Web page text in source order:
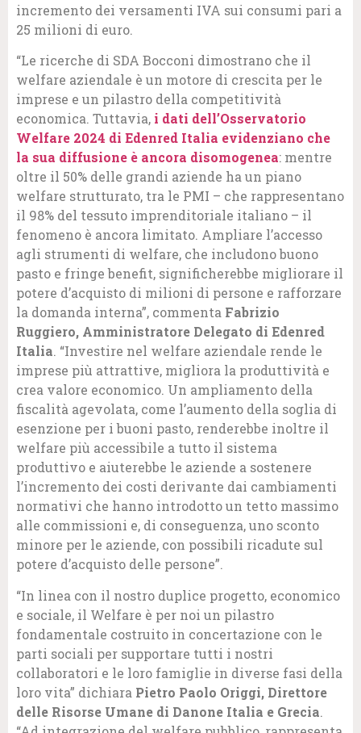
incremento dei versamenti IVA sui consumi pari a
25 milioni di euro.
“Le ricerche di SDA Bocconi dimostrano che il
welfare aziendale è un motore di crescita per le
imprese e un pilastro della competitività
economica. Tuttavia, i dati dell’Osservatorio
Welfare 2024 di Edenred Italia evidenziano che
la sua diffusione è ancora disomogenea: mentre
oltre il 50% delle grandi aziende ha un piano
welfare strutturato, tra le PMI – che rappresentano
il 98% del tessuto imprenditoriale italiano – il
fenomeno è ancora limitato. Ampliare l’accesso
agli strumenti di welfare, che includono buono
pasto e fringe benefit, significherebbe migliorare il
potere d’acquisto di milioni di persone e rafforzare
la domanda interna”, commenta Fabrizio
Ruggiero, Amministratore Delegato di Edenred
Italia. “Investire nel welfare aziendale rende le
imprese più attrattive, migliora la produttività e
crea valore economico. Un ampliamento della
fiscalità agevolata, come l’aumento della soglia di
esenzione per i buoni pasto, renderebbe inoltre il
welfare più accessibile a tutto il sistema
produttivo e aiuterebbe le aziende a sostenere
l’incremento dei costi derivante dai cambiamenti
normativi che hanno introdotto un tetto massimo
alle commissioni e, di conseguenza, uno sconto
minore per le aziende, con possibili ricadute sul
potere d’acquisto delle persone”.
“In linea con il nostro duplice progetto, economico
e sociale, il Welfare è per noi un pilastro
fondamentale costruito in concertazione con le
parti sociali per supportare tutti i nostri
collaboratori e le loro famiglie in diverse fasi della
loro vita” dichiara Pietro Paolo Origgi, Direttore
delle Risorse Umane di Danone Italia e Grecia.